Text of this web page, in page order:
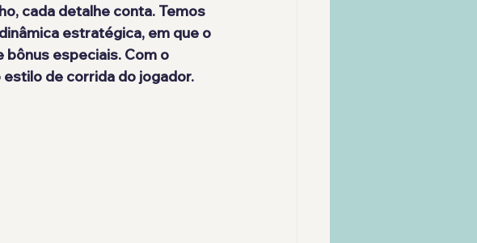
cada detalhe conta. Temos
estratégica, em que o
especiais. Com o
de corrida do jogador.